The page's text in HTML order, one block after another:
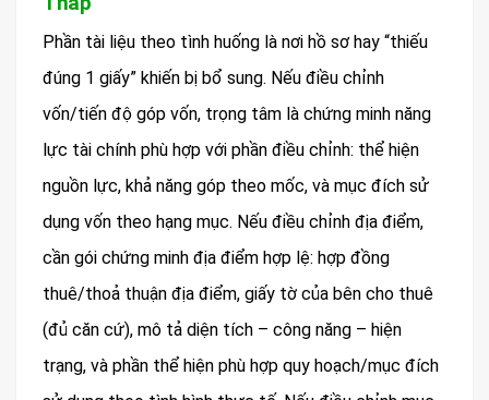
Phần tài liệu theo tình huống là nơi hồ sơ hay “thiếu
đúng 1 giấy” khiến bị bổ sung. Nếu điều chỉnh
vốn/tiến độ góp vốn, trọng tâm là chứng minh năng
lực tài chính phù hợp với phần điều chỉnh: thể hiện
nguồn lực, khả năng góp theo mốc, và mục đích sử
dụng vốn theo hạng mục. Nếu điều chỉnh địa điểm,
cần gói chứng minh địa điểm hợp lệ: hợp đồng
thuê/thoả thuận địa điểm, giấy tờ của bên cho thuê
(đủ căn cứ), mô tả diện tích – công năng – hiện
trạng, và phần thể hiện phù hợp quy hoạch/mục đích